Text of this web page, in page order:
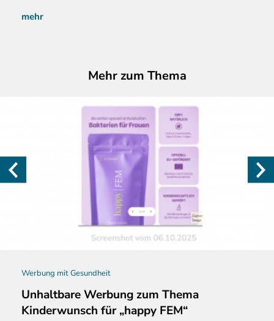
mehr
Mehr zum Thema
Werbung mit Gesundheit
Unhaltbare Werbung zum Thema
Kinderwunsch für „happy FEM“